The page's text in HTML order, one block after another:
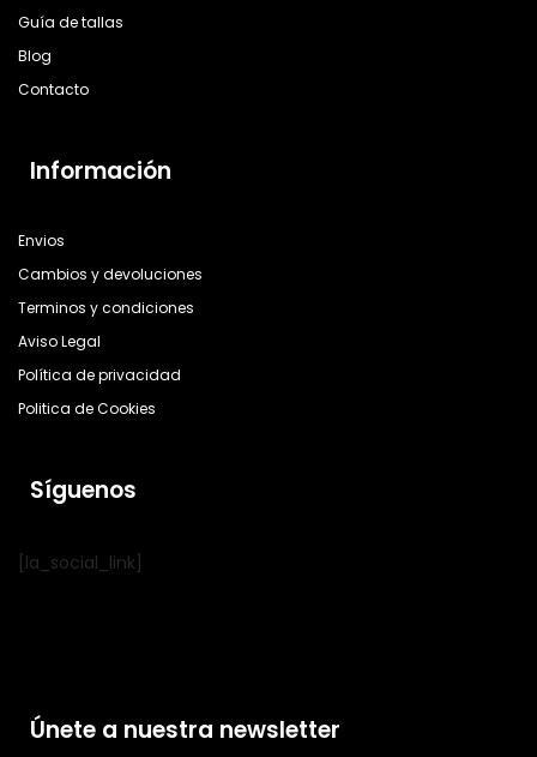
Guía de tallas
Blog
Contacto
Información
Envios
Cambios y devoluciones
Terminos y condiciones
Aviso Legal
Política de privacidad
Politica de Cookies
Síguenos
[la_social_link]
Únete a nuestra newsletter